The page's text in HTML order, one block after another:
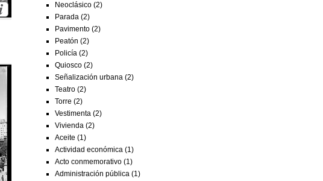
Neoclásico (2)
Parada (2)
Pavimento (2)
Peatón (2)
Policía (2)
Quiosco (2)
Señalización urbana (2)
Teatro (2)
Torre (2)
Vestimenta (2)
Vivienda (2)
Aceite (1)
Actividad económica (1)
Acto conmemorativo (1)
Administración pública (1)